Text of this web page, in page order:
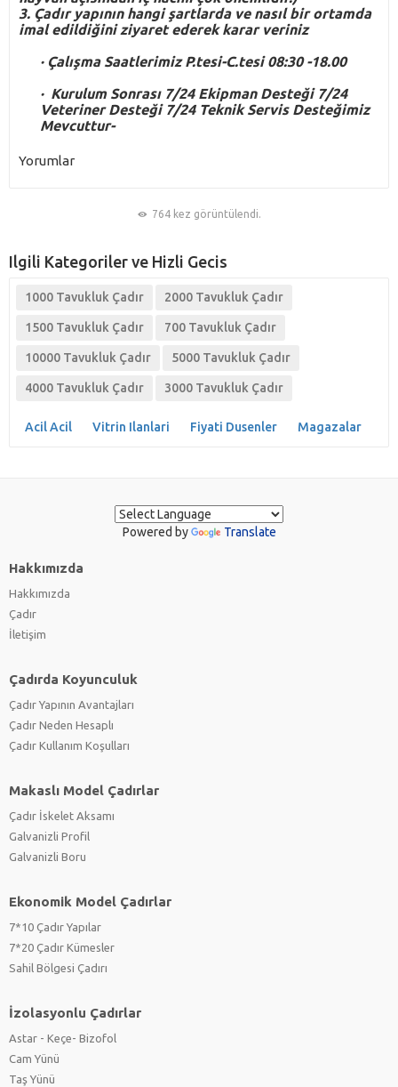
3. Çadır yapının hangi şartlarda ve nasıl bir ortamda
imal edildiğini ziyaret ederek karar veriniz
· Çalışma Saatlerimiz P.tesi-C.tesi 08:30 -18.00
· Kurulum Sonrası 7/24 Ekipman Desteği 7/24
Veteriner Desteği 7/24 Teknik Servis Desteğimiz
Mevcuttur-
Yorumlar
764 kez görüntülendi.
Ilgili Kategoriler ve Hizli Gecis
1000 Tavukluk Çadır 2000 Tavukluk Çadır
1500 Tavukluk Çadır 700 Tavukluk Çadır
10000 Tavukluk Çadır 5000 Tavukluk Çadır
4000 Tavukluk Çadır 3000 Tavukluk Çadır
Acil Acil Vitrin Ilanlari Fiyati Dusenler Magazalar
Powered by Translate
Hakkımızda
Hakkımızda
Çadır
İletişim
Çadırda Koyunculuk
Çadır Yapının Avantajları
Çadır Neden Hesaplı
Çadır Kullanım Koşulları
Makaslı Model Çadırlar
Çadır İskelet Aksamı
Galvanizli Profil
Galvanizli Boru
Ekonomik Model Çadırlar
7*10 Çadır Yapılar
7*20 Çadır Kümesler
Sahil Bölgesi Çadırı
İzolasyonlu Çadırlar
Astar - Keçe- Bizofol
Cam Yünü
Taş Yünü